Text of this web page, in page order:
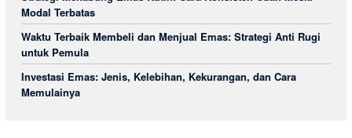
Modal Terbatas
Waktu Terbaik Membeli dan Menjual Emas: Strategi Anti Rugi
untuk Pemula
Investasi Emas: Jenis, Kelebihan, Kekurangan, dan Cara
Memulainya